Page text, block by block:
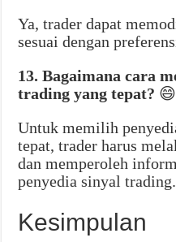
Ya, trader dapat
sesuai dengan
13. Bagaimana cara
trading yang tepat? 😄
Untuk memilih
tepat, trader harus
dan memperoleh
penyedia sinyal trading.
Kesimpulan